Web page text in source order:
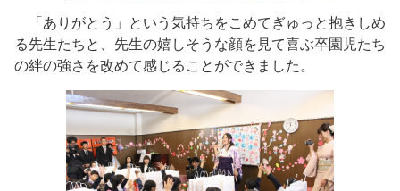
「ありがとう」という気持ちをこめてぎゅっと抱きしめ
る先生たちと、先生の嬉しそうな顔を見て喜ぶ卒園児たち
の絆の強さを改めて感じることができました。